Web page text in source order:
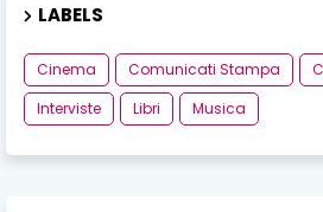
LABELS
Cinema Comunicati Stampa
Interviste
Libri Musica